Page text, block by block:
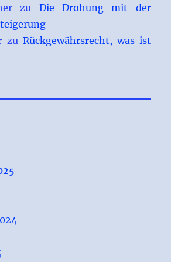
zu Die Drohung mit der
zu Rückgewährsrecht, was ist